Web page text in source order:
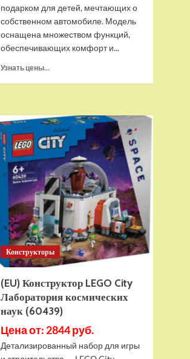
подарком для детей, мечтающих о
собственном автомобиле. Модель
оснащена множеством функций,
обеспечивающих комфорт и...
Узнать цены...
RiverToys
F888FF
красный
Конструкторы
(EU) Конструктор LEGO City
Лаборатория космических
наук (60439)
Цена от: 2844 руб.
Детализированный набор для игры